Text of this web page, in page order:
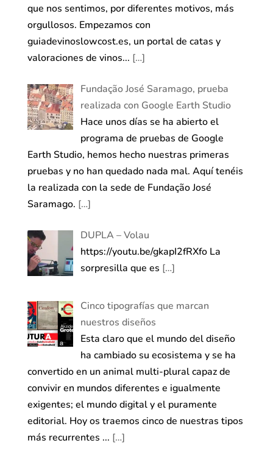
que nos sentimos, por diferentes motivos, más
orgullosos. Empezamos con
guiadevinoslowcost.es, un portal de catas y
valoraciones de vinos... […]
Fundação José Saramago, prueba
realizada con Google Earth Studio
Hace unos días se ha abierto el
programa de pruebas de Google
Earth Studio, hemos hecho nuestras primeras
pruebas y no han quedado nada mal. Aquí tenéis
la realizada con la sede de Fundação José
Saramago. […]
DUPLA – Volau
https://youtu.be/gkapI2fRXfo La
sorpresilla que es […]
Cinco tipografías que marcan
nuestros diseños
Esta claro que el mundo del diseño
ha cambiado su ecosistema y se ha
convertido en un animal multi-plural capaz de
convivir en mundos diferentes e igualmente
exigentes; el mundo digital y el puramente
editorial. Hoy os traemos cinco de nuestras tipos
más recurrentes ... […]